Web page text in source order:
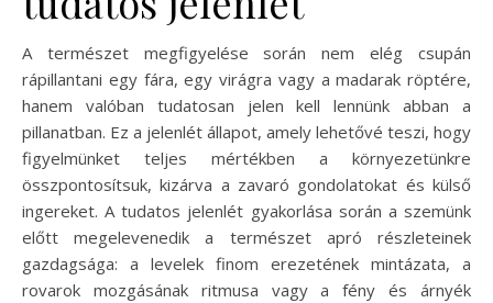
A természet megfigyelése során nem elég csupán
rápillantani egy fára, egy virágra vagy a madarak röptére,
hanem valóban tudatosan jelen kell lennünk abban a
pillanatban. Ez a jelenlét állapot, amely lehetővé teszi, hogy
figyelmünket teljes mértékben a környezetünkre
összpontosítsuk, kizárva a zavaró gondolatokat és külső
ingereket. A tudatos jelenlét gyakorlása során a szemünk
előtt megelevenedik a természet apró részleteinek
gazdagsága: a levelek finom erezetének mintázata, a
rovarok mozgásának ritmusa vagy a fény és árnyék